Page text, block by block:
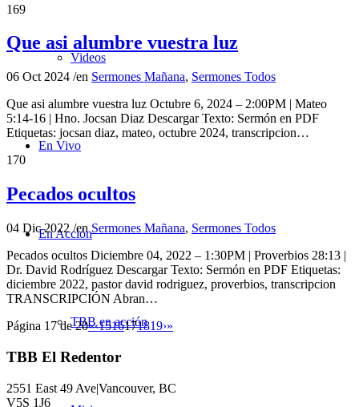
Videos
En Vivo
En Acción
TBB en acción
169
Que asi alumbre vuestra luz
06 Oct 2024 /en Sermones Mañana, Sermones Todos
Que asi alumbre vuestra luz Octubre 6, 2024 – 2:00PM | Mateo
5:14-16 | Hno. Jocsan Diaz Descargar Texto: Sermón en PDF
Etiquetas: jocsan diaz, mateo, octubre 2024, transcripcion…
170
Pecados ocultos
04 Dic 2022 /en Sermones Mañana, Sermones Todos
Pecados ocultos Diciembre 04, 2022 – 1:30PM | Proverbios 28:13 |
Dr. David Rodríguez Descargar Texto: Sermón en PDF Etiquetas:
diciembre 2022, pastor david rodriguez, proverbios, transcripcion
TRANSCRIPCIÓN Abran…
Página 17 de 20«‹1516171819›»
TBB El Redentor
2551 East 49 Ave|Vancouver, BC
V5S 1J6